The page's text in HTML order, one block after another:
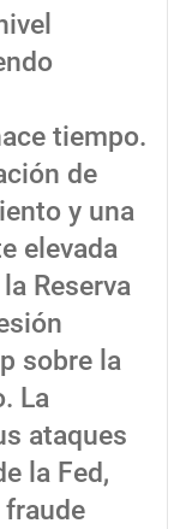
tiempo.
de
y una
elevada
Reserva
sobre la
La
ataques
la Fed,
fraude